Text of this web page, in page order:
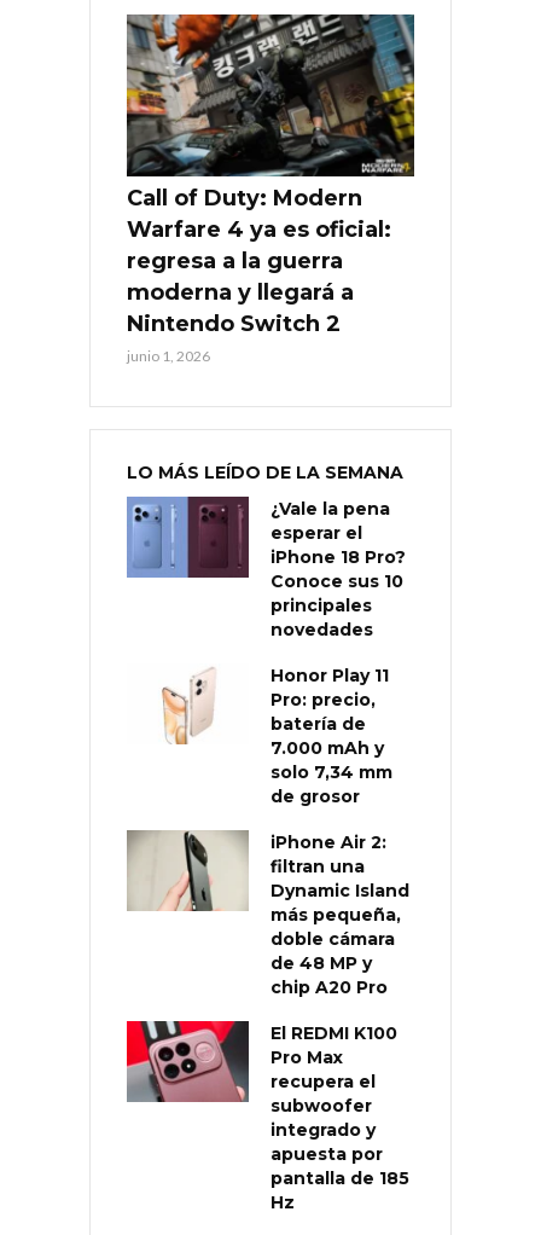
Call of Duty: Modern
Warfare 4 ya es oficial:
regresa a la guerra
moderna y llegará a
Nintendo Switch 2
junio 1, 2026
LO MÁS LEÍDO DE LA SEMANA
¿Vale la pena
esperar el
iPhone 18 Pro?
Conoce sus 10
principales
novedades
Honor Play 11
Pro: precio,
batería de
7.000 mAh y
solo 7,34 mm
de grosor
iPhone Air 2:
filtran una
Dynamic Island
más pequeña,
doble cámara
de 48 MP y
chip A20 Pro
El REDMI K100
Pro Max
recupera el
subwoofer
integrado y
apuesta por
pantalla de 185
Hz